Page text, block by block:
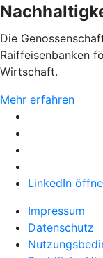
Die
Raiffeisenbanken
Wirtschaft.
Mehr erfahren
LinkedIn
Impressum
Datenschutz